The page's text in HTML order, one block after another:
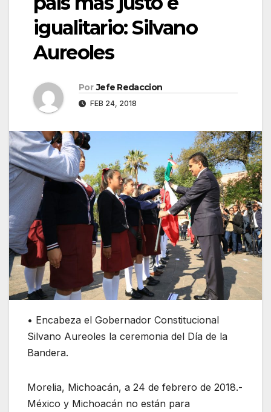
igualitario: Silvano
Aureoles
Por Jefe Redaccion
FEB 24, 2018
• Encabeza el Gobernador Constitucional
Silvano Aureoles la ceremonia del Día de la
Bandera.
Morelia, Michoacán, a 24 de febrero de 2018.-
México y Michoacán no están para